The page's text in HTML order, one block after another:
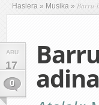
Hasiera » Musika » Barru-
ABU
17
0